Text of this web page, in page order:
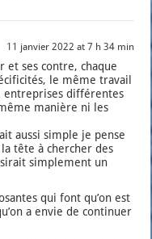
11 janvier 2022 at 7 h 34 min
et ses contre, chaque
le même tra­vail
entre­prises dif­fé­rentes
manière ni les
aus­si simple je pense
la tête à cher­cher des
sim­ple­ment un
qui font qu’on est
a envie de conti­nuer